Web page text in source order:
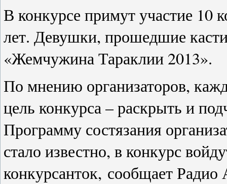
В конкурсе примут участие 10
лет. Девушки, прошедшие
«Жемчужина Тараклии 2013».
По мнению организаторов,
цель конкурса – раскрыть и
Программу состязания
стало известно, в конкурс
конкурсанток, сообщает Радио